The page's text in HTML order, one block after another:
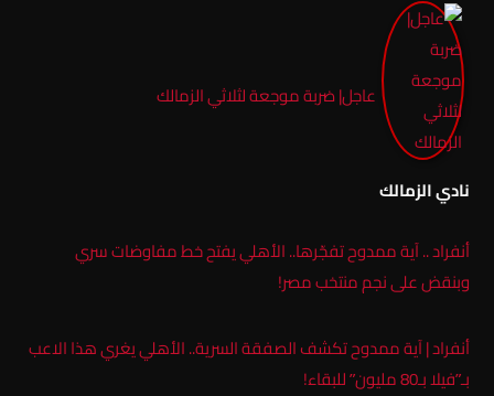
عاجل| ضربة موجعة لثلاثي الزمالك
نادي الزمالك
أنفراد .. آية ممدوح تفجّرها.. الأهلي يفتح خط مفاوضات سري
وبنقض على نجم منتخب مصر!
أنفراد | آية ممدوح تكشف الصفقة السرية.. الأهلي يغري هذا الاعب
بـ”فيلا بـ80 مليون” للبقاء!